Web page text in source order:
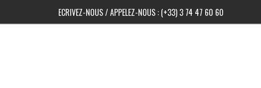
ECRIVEZ-NOUS/ APPELEZ-NOUS : (+33) 3 74 47 60 60